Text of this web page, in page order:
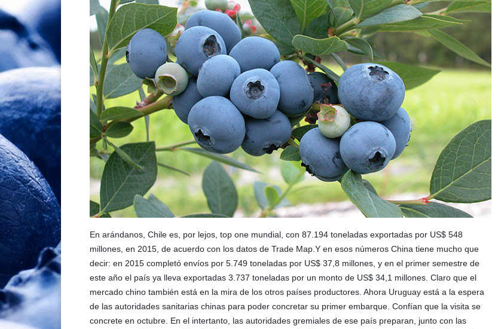
En arándanos, Chile es, por lejos, top one mundial, con 87.194 toneladas exportadas por US$ 548
millones, en 2015, de acuerdo con los datos de Trade Map.Y en esos números China tiene mucho que
decir: en 2015 completó envíos por 5.749 toneladas por US$ 37,8 millones, y en el primer semestre de
este año el país ya lleva exportadas 3.737 toneladas por un monto de US$ 34,1 millones. Claro que el
mercado chino también está en la mira de los otros países productores. Ahora Uruguay está a la espera
de las autoridades sanitarias chinas para poder concretar su primer embarque. Confían que la visita se
concrete en octubre. En el intertanto, las autoridades gremiales de ese país preparan, junto con las